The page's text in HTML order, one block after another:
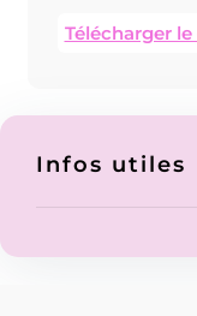
Télécharger
Infos utiles